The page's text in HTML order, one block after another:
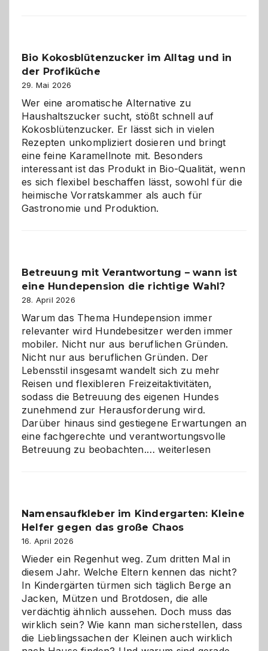
Gefahr
für
Hunde
im
eigenen
Zuhause
Bio Kokosblütenzucker im Alltag und in
der Profiküche
29. Mai 2026
Wer eine aromatische Alternative zu
Haushaltszucker sucht, stößt schnell auf
Kokosblütenzucker. Er lässt sich in vielen
Rezepten unkompliziert dosieren und bringt
eine feine Karamellnote mit. Besonders
interessant ist das Produkt in Bio-Qualität, wenn
es sich flexibel beschaffen lässt, sowohl für die
heimische Vorratskammer als auch für
Gastronomie und Produktion.
Betreuung mit Verantwortung – wann ist
eine Hundepension die richtige Wahl?
28. April 2026
Warum das Thema Hundepension immer
relevanter wird Hundebesitzer werden immer
mobiler. Nicht nur aus beruflichen Gründen.
Nicht nur aus beruflichen Gründen. Der
Lebensstil insgesamt wandelt sich zu mehr
Reisen und flexibleren Freizeitaktivitäten,
sodass die Betreuung des eigenen Hundes
zunehmend zur Herausforderung wird.
Darüber hinaus sind gestiegene Erwartungen an
eine fachgerechte und verantwortungsvolle
Betreuung zu beobachten.…Betreuung
ist
eine
Wahl?
weiterlesen
Namensaufkleber im Kindergarten: Kleine
Helfer gegen das große Chaos
16. April 2026
Wieder ein Regenhut weg. Zum dritten Mal in
diesem Jahr. Welche Eltern kennen das nicht?
In Kindergärten türmen sich täglich Berge an
Jacken, Mützen und Brotdosen, die alle
verdächtig ähnlich aussehen. Doch muss das
wirklich sein? Wie kann man sicherstellen, dass
die Lieblingssachen der Kleinen auch wirklich